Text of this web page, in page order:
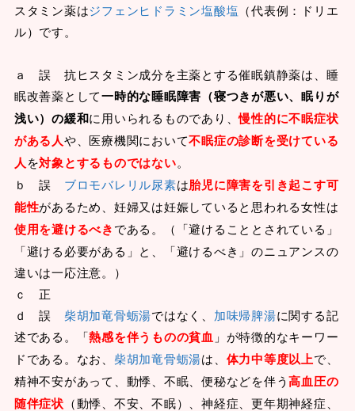
スタミン薬はジフェンヒドラミン塩酸塩 （代表例：ドリエ
ル）です。
ａ 誤 抗ヒスタミン成分を主薬とする催眠鎮静薬は、睡
眠改善薬として一時的な睡眠障害（寝つきが悪い、眠りが
浅い）の緩和に用いられるものであり、慢性的に不眠症状
がある人や、医療機関において不眠症の診断を受けている
人を対象とするものではない。
ｂ 誤 ブロモバレリル尿素は胎児に障害を引き起こす可
能性があるため、妊婦又は妊娠していると思われる女性は
使用を避けるべきである。（「避けることとされている」
「避ける必要がある」と、「避けるべき」のニュアンスの
違いは一応注意。）
ｃ 正
ｄ 誤 柴胡加竜骨蛎湯ではなく、 加味帰脾湯に関する記
述である。「熱感を伴うものの貧血 」が特徴的なキーワー
ドである。なお、 柴胡加竜骨蛎湯は、 体力中等度以上で、
精神不安があって、動悸、不眠、便秘などを伴う高血圧の
随伴症状 （動悸、不安、不眠）、神経症、更年期神経症、